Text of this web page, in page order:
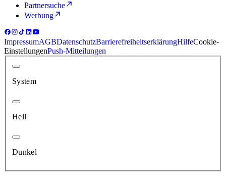
Partnersuche
Werbung
ImpressumAGBDatenschutzBarrierefreiheitserklärungHilfeCookie-
EinstellungenPush-Mitteilungen
System
Hell
Dunkel